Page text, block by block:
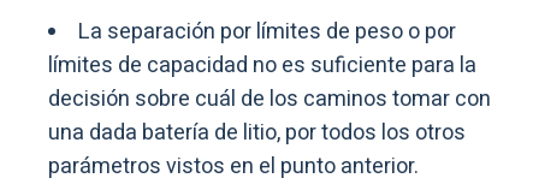
La separación por límites de peso o por
límites de capacidad no es suficiente para la
decisión sobre cuál de los caminos tomar con
una dada batería de litio, por todos los otros
parámetros vistos en el punto anterior.